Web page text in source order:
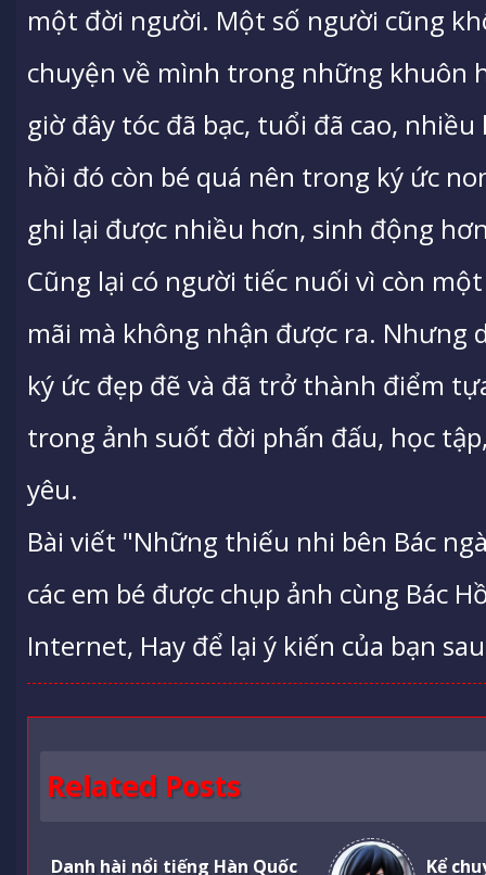
một đời người. Một số người cũng
chuyện về mình trong những khuôn
giờ đây tóc đã bạc, tuổi đã cao,
hồi đó còn bé quá nên trong ký ức
ghi lại được nhiều hơn, sinh động
Cũng lại có người tiếc nuối vì còn
mãi mà không nhận được ra. Nhưng
ký ức đẹp đẽ và đã trở thành điểm
trong ảnh suốt đời phấn đấu, học
yêu.
Bài viết "Những thiếu nhi bên Bác
các em bé được chụp ảnh cùng Bác
Internet, Hay để lại ý kiến của bạn
Related Posts
Danh hài nổi tiếng Hàn Quốc
Kể